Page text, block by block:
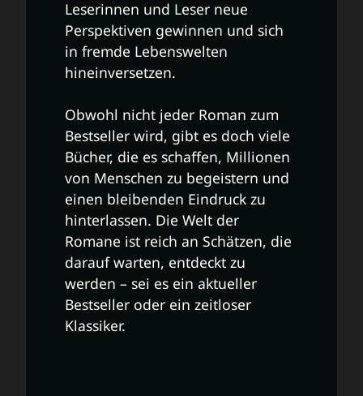
Leserinnen und Leser neue
Perspektiven gewinnen und sich
in fremde Lebenswelten
hineinversetzen.
Obwohl nicht jeder Roman zum
Bestseller wird, gibt es doch viele
Bücher, die es schaffen, Millionen
von Menschen zu begeistern und
einen bleibenden Eindruck zu
hinterlassen. Die Welt der
Romane ist reich an Schätzen, die
darauf warten, entdeckt zu
werden – sei es ein aktueller
Bestseller oder ein zeitloser
Klassiker.